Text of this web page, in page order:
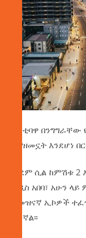
ከንቲባዋ
እያዘመኗት እንደሆነ
ቀደም ሲል ከምሽቱ 2
አዲስ አበባ፣ አሁን
የመዝናኛ ኢኮዎች
ይገኛል፡፡